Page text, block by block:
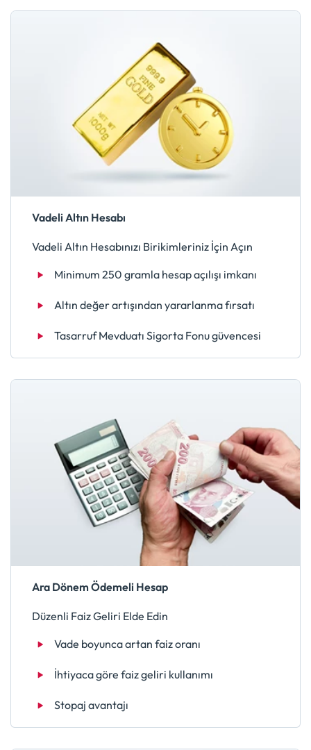
Vadeli Altın Hesabı
Vadeli Altın Hesabınızı Birikimleriniz İçin Açın
Minimum 250 gramla hesap açılışı imkanı
Altın değer artışından yararlanma fırsatı
Tasarruf Mevduatı Sigorta Fonu güvencesi
Ara Dönem Ödemeli Hesap
Düzenli Faiz Geliri Elde Edin
Vade boyunca artan faiz oranı
İhtiyaca göre faiz geliri kullanımı
Stopaj avantajı